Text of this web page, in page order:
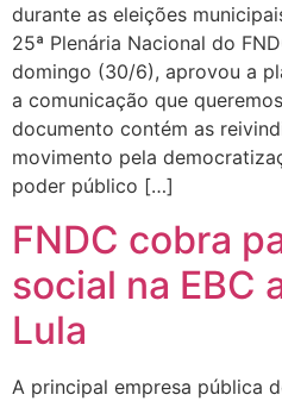
durante as eleições
25ª Plenária Nacional do
domingo (30/6), aprovou a
a comunicação que
documento contém as
movimento pela
poder público […]
FNDC cobra
social na EBC
Lula
A principal empresa pública